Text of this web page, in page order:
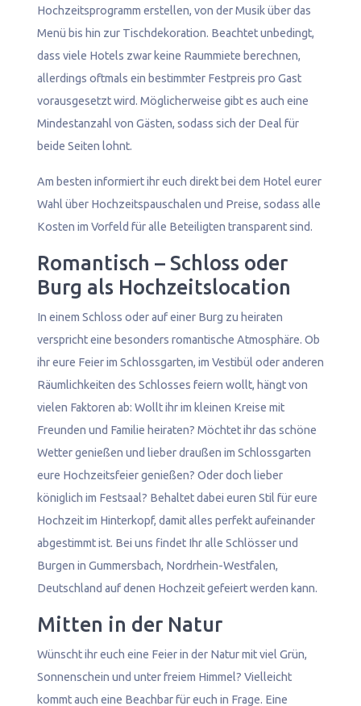
Hochzeitsprogramm erstellen, von der Musik über das
Menü bis hin zur Tischdekoration. Beachtet unbedingt,
dass viele Hotels zwar keine Raummiete berechnen,
allerdings oftmals ein bestimmter Festpreis pro Gast
vorausgesetzt wird. Möglicherweise gibt es auch eine
Mindestanzahl von Gästen, sodass sich der Deal für
beide Seiten lohnt.
Am besten informiert ihr euch direkt bei dem Hotel eurer
Wahl über Hochzeitspauschalen und Preise, sodass alle
Kosten im Vorfeld für alle Beteiligten transparent sind.
Romantisch – Schloss oder
Burg als Hochzeitslocation
In einem Schloss oder auf einer Burg zu heiraten
verspricht eine besonders romantische Atmosphäre. Ob
ihr eure Feier im Schlossgarten, im Vestibül oder anderen
Räumlichkeiten des Schlosses feiern wollt, hängt von
vielen Faktoren ab: Wollt ihr im kleinen Kreise mit
Freunden und Familie heiraten? Möchtet ihr das schöne
Wetter genießen und lieber draußen im Schlossgarten
eure Hochzeitsfeier genießen? Oder doch lieber
königlich im Festsaal? Behaltet dabei euren Stil für eure
Hochzeit im Hinterkopf, damit alles perfekt aufeinander
abgestimmt ist. Bei uns findet Ihr alle Schlösser und
Burgen in Gummersbach, Nordrhein-Westfalen,
Deutschland auf denen Hochzeit gefeiert werden kann.
Mitten in der Natur
Wünscht ihr euch eine Feier in der Natur mit viel Grün,
Sonnenschein und unter freiem Himmel? Vielleicht
kommt auch eine Beachbar für euch in Frage. Eine